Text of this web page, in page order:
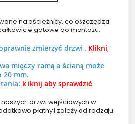
na ościeżnicy, co oszczędza
gotowe do montażu.
zmierzyć drzwi . Kliknij
między ramą a ścianą może
20 mm.
kliknij aby sprawdzić
drzwi wejściowych w
płatny i zależy od rodzaju